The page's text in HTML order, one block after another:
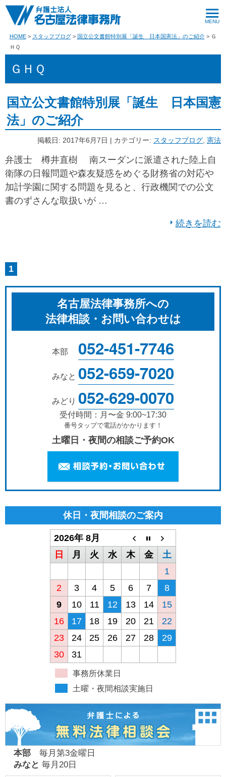
HOME スタッフブログ 国立公文書館特別展「誕生 日本国憲法」のご紹介
Ｇ
ＨＱ
ＧＨＱ
国立公文書館特別展「誕生 日本国憲
法」のご紹介
掲載日: 2017年6月7日 | カテゴリー: スタッフブログ 憲法
弁護士 樽井直樹 南スーダンに派遣された陸上自
衛隊の日報問題や森友疑惑をめぐる財務省の対応や
加計学園に関する問題を見ると、行政機関での公文
書のずさんな取扱いが …
続きを読む
1
名古屋法律事務所への
法律相談・お問い合わせは
本部 052-451-7746
みなと 052-659-7020
みどり 052-629-0070
受付時間：月〜金 9:00~17:30
番号タップで電話がかかります！
土曜日・夜間の相談ご予約OK
休日・夜間相談のご案内
2026年 8月
日
月 火 水 木 金
土
1
2
3 4 5 6 7
8
9
10 11 12 13 14
15
16
17 18 19 20 21
22
23
24 25 26 27 28
29
30
31
事務所休業日
土曜・夜間相談実施日
本部毎月第3金曜日
みなと 毎月20日